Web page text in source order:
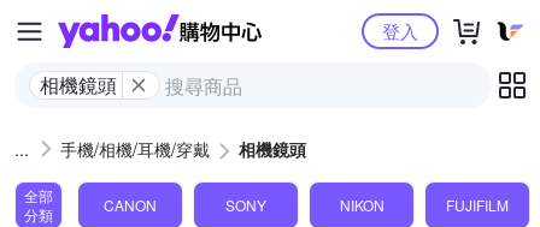
Yahoo購物中心
相機鏡頭
登入
手機/相機/耳機/穿戴 相機鏡頭
全部
分類
CANON SONY NIKON FUJIFILM